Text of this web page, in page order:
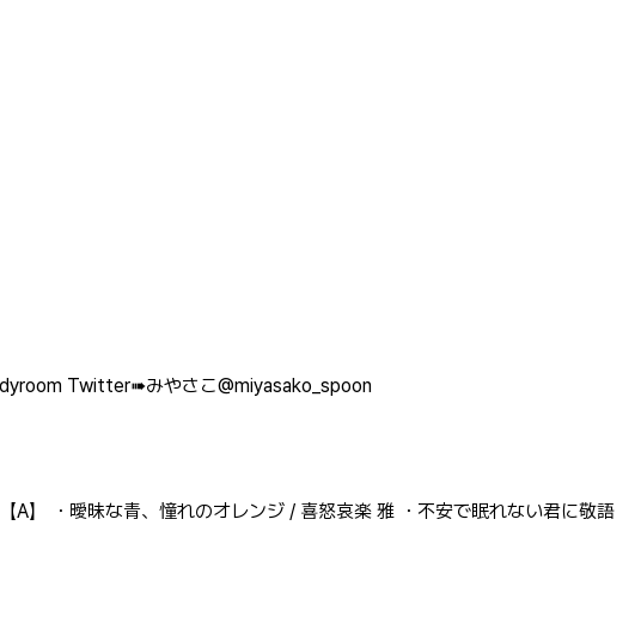
Twitter➠みやさこ@miyasako_spoon
】 ・曖昧な青、憧れのオレンジ / 喜怒哀楽 雅 ・不安で眠れない君に敬語